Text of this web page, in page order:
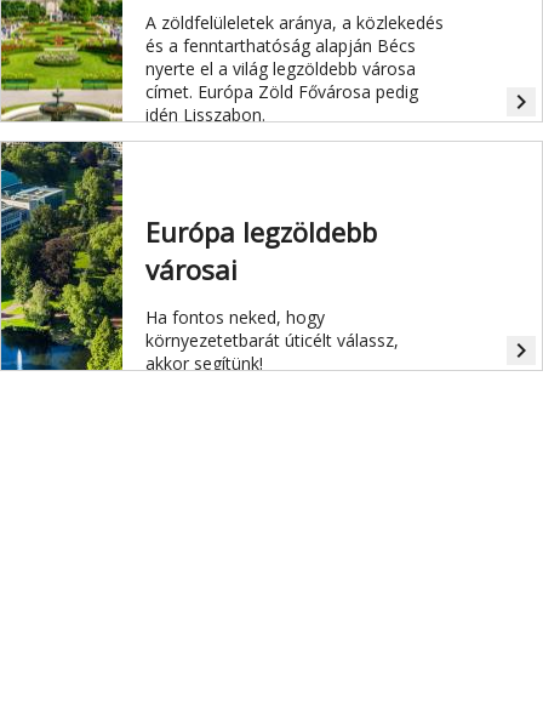
A zöldfelüleletek aránya, a közlekedés
és a fenntarthatóság alapján Bécs
nyerte el a világ legzöldebb városa
címet. Európa Zöld Fővárosa pedig
idén Lisszabon.
navigate_next
Európa legzöldebb
városai
Ha fontos neked, hogy
környezetetbarát úticélt válassz,
akkor segítünk!
navigate_next